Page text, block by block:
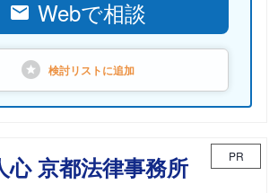
Webで相談
検討リストに追加
心 京都法律事務所 PR